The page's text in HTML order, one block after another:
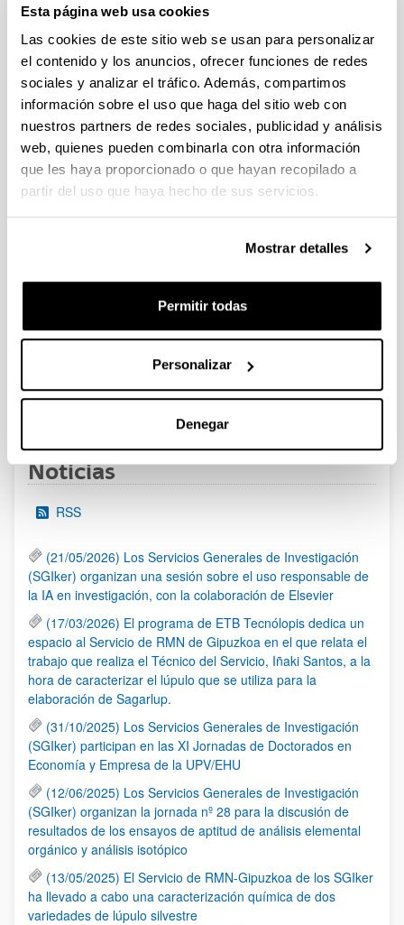
Esta página web usa cookies
Las cookies de este sitio web se usan para personalizar
el contenido y los anuncios, ofrecer funciones de redes
sociales y analizar el tráfico. Además, compartimos
información sobre el uso que haga del sitio web con
nuestros partners de redes sociales, publicidad y análisis
web, quienes pueden combinarla con otra información
que les haya proporcionado o que hayan recopilado a
partir del uso que haya hecho de sus servicios.
Mostrar detalles
Permitir todas
Personalizar
Denegar
Abierto el plazo de presentación (Fecha de fin del plazo de
presentación: 30/09/2026)
Plazo interno EHU documentación solicitudes : 15 de
septiembre de 2026
CONVOCATORIA PARA LA CONTRATACIÓN DE
PERSONAL INVESTIGADOR EN FORMACIÓN EN LA EHU
(2026)
Plazo de presentación cerrado: 15/06/2026 - 06/07/2026 23:59
PESQUERO Y ALIMENTARIO VASCO 2026-IKERTALENT
Plazo de presentación cerrado: 26/05/2026 - 02/06/2026
(12/06/2026) Listado provisional de solicitudes seleccionadas
y desestimadas. Plazo de presentación de alegaciones: hasta
el 17 de junio de 2026, inclusive.
1 2 3 ... 95
Noticias
RSS
(21/05/2026) Los Servicios Generales de Investigación
(SGIker) organizan una sesión sobre el uso responsable de
la IA en investigación, con la colaboración de Elsevier
(17/03/2026) El programa de ETB Tecnólopis dedica un
espacio al Servicio de RMN de Gipuzkoa en el que relata el
trabajo que realiza el Técnico del Servicio, Iñaki Santos, a la
hora de caracterizar el lúpulo que se utiliza para la
elaboración de Sagarlup.
(31/10/2025) Los Servicios Generales de Investigación
(SGIker) participan en las XI Jornadas de Doctorados en
Economía y Empresa de la UPV/EHU
(12/06/2025) Los Servicios Generales de Investigación
(SGIker) organizan la jornada nº 28 para la discusión de
resultados de los ensayos de aptitud de análisis elemental
orgánico y análisis isotópico
(13/05/2025) El Servicio de RMN-Gipuzkoa de los SGIker
ha llevado a cabo una caracterización química de dos
variedades de lúpulo silvestre